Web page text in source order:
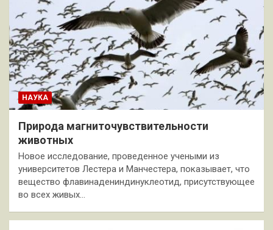
НАУКА
Природа магниточувствительности
животных
Новое исследование, проведенное учеными из
университетов Лестера и Манчестера, показывает, что
вещество флавинадениндинуклеотид, присутствующее
во всех живых…